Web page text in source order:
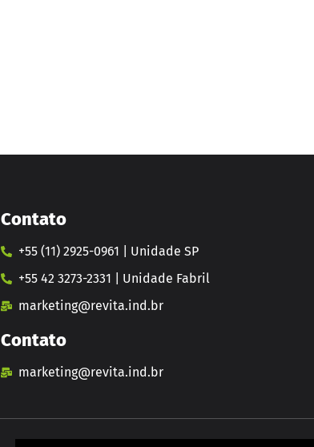
Contato
+55 (11) 2925-0961 | Unidade SP
+55 42 3273-2331 | Unidade Fabril
marketing@revita.ind.br
Contato
marketing@revita.ind.br